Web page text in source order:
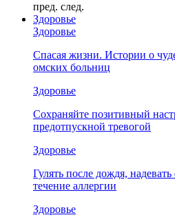
пред. след.
Здоровье
Здоровье
Спасая жизни. Истории о
омских больниц
Здоровье
Сохраняйте позитивный
предотпускной тревогой
Здоровье
Гулять после дождя,
течение аллергии
Здоровье